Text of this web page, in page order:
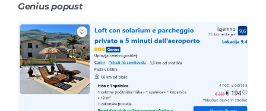
Genius popust